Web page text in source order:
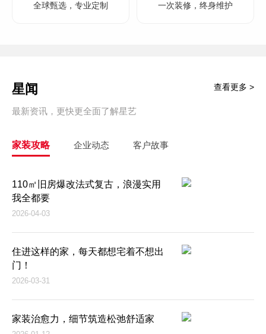
全球甄选，专业定制 一次装修，终身维护
星闻
最新资讯，更快更全面了解星艺
查看更多 >
家装攻略 企业动态 客户故事
110㎡旧房爆改法式复古，浪漫实用
我全都要
2026-04-03
住进这样的家，每天都想宅着不想出
门！
2026-03-31
家装治愈力，细节筑造松弛舒适家